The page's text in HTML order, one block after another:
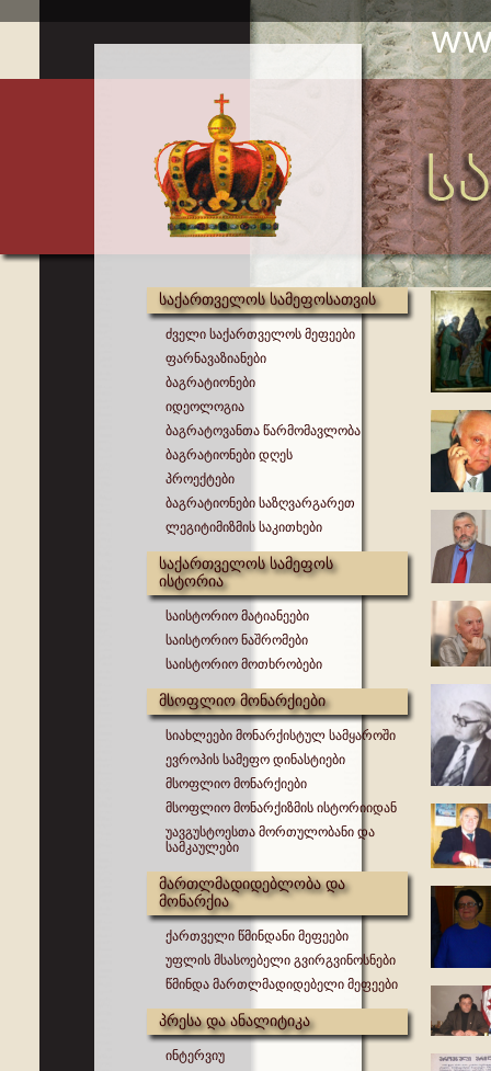
საქართველოს სამეფოსათვის
ძველი საქართველოს მეფეები
ფარნავაზიანები
ბაგრატიონები
იდეოლოგია
ბაგრატოვანთა წარმომავლობა
ბაგრატიონები დღეს
პროექტები
ბაგრატიონები საზღვარგარეთ
ლეგიტიმიზმის საკითხები
საქართველოს სამეფოს
ისტორია
საისტორიო მატიანეები
საისტორიო ნაშრომები
საისტორიო მოთხრობები
მსოფლიო მონარქიები
სიახლეები მონარქისტულ სამყაროში
ევროპის სამეფო დინასტიები
მსოფლიო მონარქიები
მსოფლიო მონარქიზმის ისტორიიდან
უავგუსტოესთა მორთულობანი და
სამკაულები
მართლმადიდებლობა და
მონარქია
ქართველი წმინდანი მეფეები
უფლის მსასოებელი გვირგვინოსნები
წმინდა მართლმადიდებელი მეფეები
პრესა და ანალიტიკა
ინტერვიუ